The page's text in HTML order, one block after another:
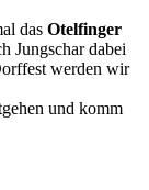
das Otelfinger
Jungschar dabei
werden wir
und komm